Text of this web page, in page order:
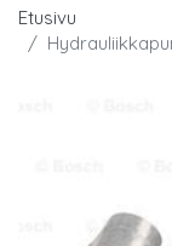
Etusivu